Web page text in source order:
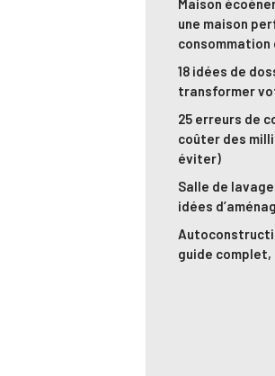
Maison
une maison
consommation
18 idées de
transformer
25 erreurs de
coûter des
éviter)
Salle de
idées
guide